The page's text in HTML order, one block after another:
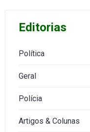
Editorias
Política
Geral
Polícia
Artigos & Colunas